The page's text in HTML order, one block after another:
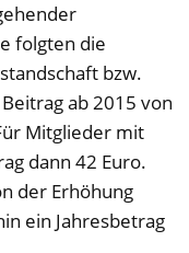
folgten die
bzw.
ab 2015 von
Mitglieder mit
dann 42 Euro.
der Erhöhung
ein Jahresbetrag